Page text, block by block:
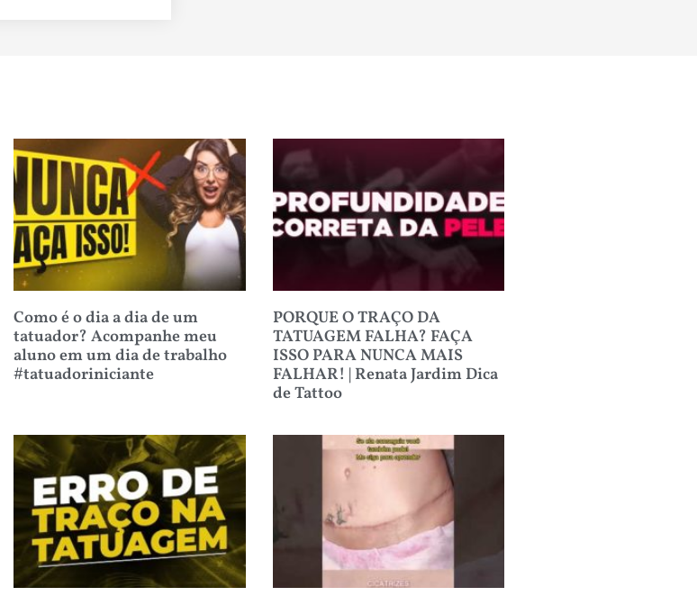
Como é o dia a dia de um
tatuador? Acompanhe meu
aluno em um dia de trabalho
#tatuadoriniciante
PORQUE O TRAÇO DA
TATUAGEM FALHA? FAÇA
ISSO PARA NUNCA MAIS
FALHAR! | Renata Jardim Dica
de Tattoo